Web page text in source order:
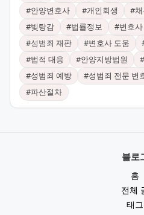
#안양변호사 #개인회생 #
#빚탕감 #법률정보 #변호사
#성범죄 재판 #변호사 도움
#법적 대응 #안양지방법원 #
#성범죄 예방 #성범죄 전문 변
#파산절차
블로
홈
전체
태그